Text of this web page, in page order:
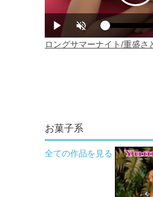
お菓子系
全ての作品を見る